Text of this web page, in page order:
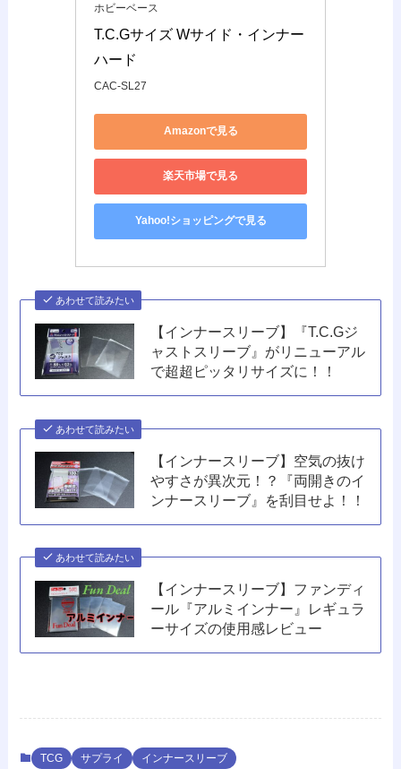
ホビーベース
T.C.Gサイズ Wサイド・インナー
ハード
CAC-SL27
Amazonで見る
楽天市場で見る
Yahoo!ショッピングで見る
あわせて読みたい
【インナースリーブ】『T.C.Gジ
ャストスリーブ』がリニューアル
で超超ピッタリサイズに！！
あわせて読みたい
【インナースリーブ】空気の抜け
やすさが異次元！？『両開きのイ
ンナースリーブ』を刮目せよ！！
あわせて読みたい
【インナースリーブ】ファンディ
ール『アルミインナー』レギュラ
ーサイズの使用感レビュー
TCG サプライ
インナースリーブ